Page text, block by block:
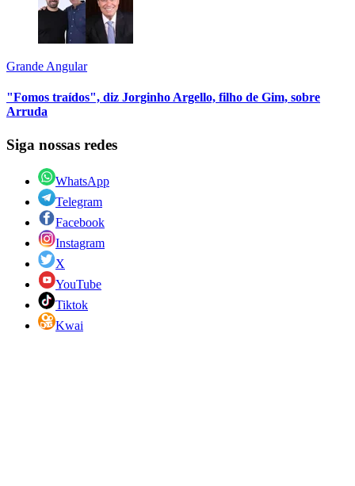
Grande Angular
"Fomos traídos", diz Jorginho Argello, filho de Gim, sobre
Arruda
Siga nossas redes
WhatsApp
Telegram
Facebook
Instagram
X
YouTube
Tiktok
Kwai